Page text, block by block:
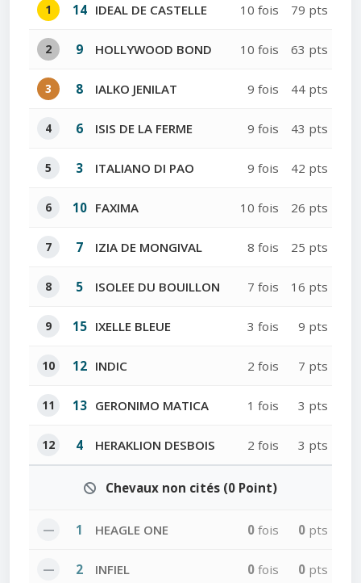
1 14 IDEAL DE CASTELLE 10 fois 79 pts
2 9 HOLLYWOOD BOND 10 fois 63 pts
3 8 IALKO JENILAT 9 fois 44 pts
4 6 ISIS DE LA FERME 9 fois 43 pts
5 3 ITALIANO DI PAO 9 fois 42 pts
6 10 FAXIMA 10 fois 26 pts
7 7 IZIA DE MONGIVAL 8 fois 25 pts
8 5 ISOLEE DU BOUILLON 7 fois 16 pts
9 15 IXELLE BLEUE 3 fois 9 pts
10 12 INDIC 2 fois 7 pts
11 13 GERONIMO MATICA 1 fois 3 pts
12 4 HERAKLION DESBOIS 2 fois 3 pts
Chevaux non cités (0 Point)
— 1 HEAGLE ONE 0 fois 0 pts
— 2 INFIEL 0 fois 0 pts